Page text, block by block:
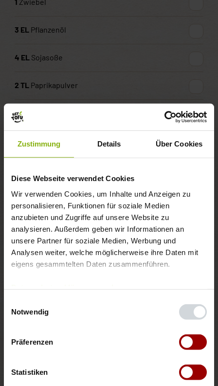
Zustimmung Details Über Cookies
Diese Webseite verwendet Cookies
Wir verwenden Cookies, um Inhalte und Anzeigen zu
personalisieren, Funktionen für soziale Medien
anzubieten und Zugriffe auf unsere Website zu
analysieren. Außerdem geben wir Informationen an
unsere Partner für soziale Medien, Werbung und
Analysen weiter, welche möglicherweise ihre Daten mit
eigens gesammtelten Daten zusammenführen.
Notwendig
Präferenzen
Statistiken
3 EL Pflanzenöl
4 EL Sojasoße
2 TL Paprikapulver
1TL
TL Kreuzkümmel, gemahlen
1Pck.Tortillachips (110 g)
vegane Käse-Alternative
Dips nach Wahl, z.B. Guacamole, Salsasoße
Pro Portion ca.: 452 kcal, 19 g Eiweiß, 28 g Fett, 31 g
Tipps: